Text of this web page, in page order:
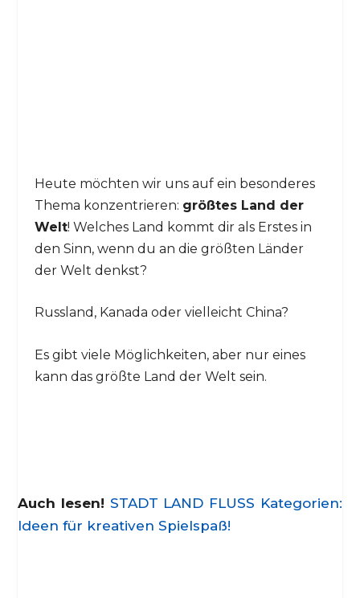
Heute möchten wir uns auf ein besonderes
Thema konzentrieren: größtes Land der
Welt! Welches Land kommt dir als Erstes in
den Sinn, wenn du an die größten Länder
der Welt denkst?
Russland, Kanada oder vielleicht China?
Es gibt viele Möglichkeiten, aber nur eines
kann das größte Land der Welt sein.
Auch lesen! STADT LAND FLUSS Kategorien:
Ideen für kreativen Spielspaß!